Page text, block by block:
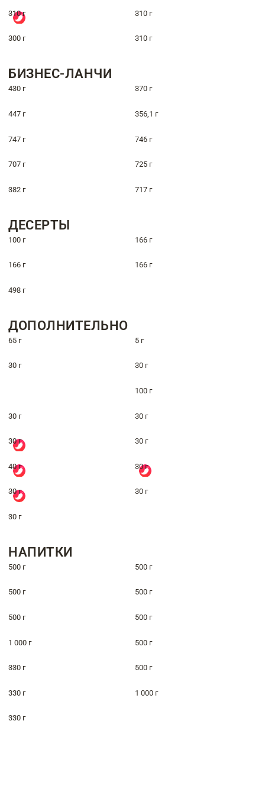
310 г 310 г
300 г 310 г
БИЗНЕС-ЛАНЧИ
430 г 370 г
447 г 356,1 г
747 г 746 г
707 г 725 г
382 г 717 г
ДЕСЕРТЫ
100 г 166 г
166 г 166 г
498 г
ДОПОЛНИТЕЛЬНО
65 г 5 г
30 г 30 г
100 г
30 г 30 г
30 г 30 г
40 г 30 г
30 г 30 г
30 г
НАПИТКИ
500 г 500 г
500 г 500 г
500 г 500 г
1 000 г 500 г
330 г 500 г
330 г 1 000 г
330 г